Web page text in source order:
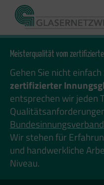
Zum
Inhalt
springen
Meisterqualität vom
Gehen Sie nicht
zertifizierter
entsprechen wir jeden
Wir stehen für
und handwerkliche
Niveau.